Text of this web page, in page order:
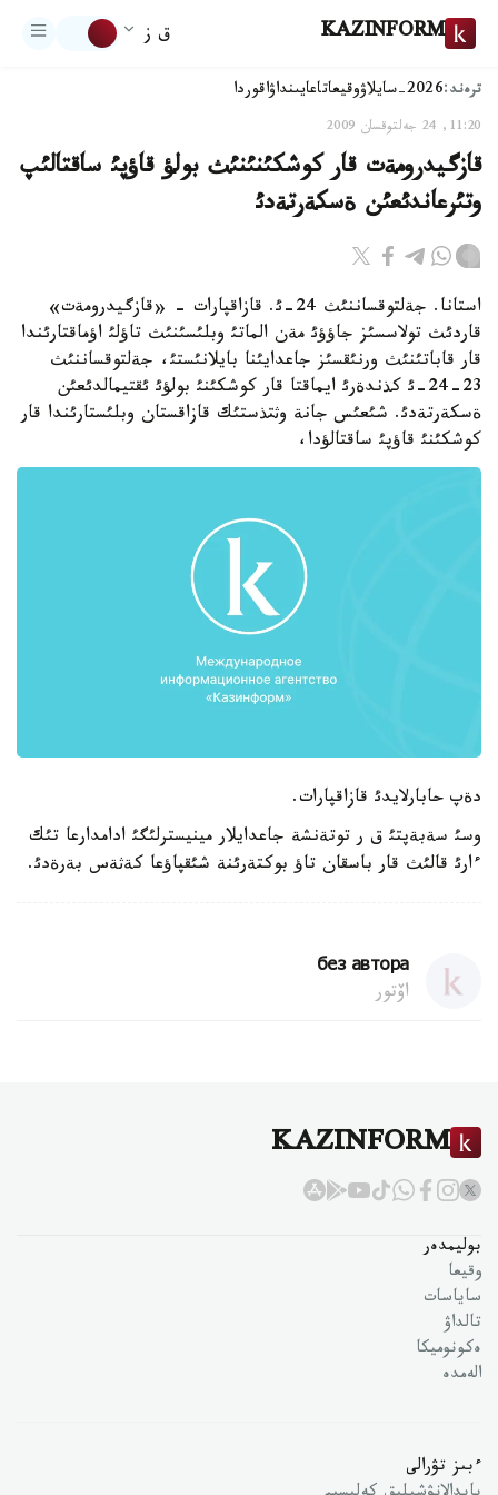
KAZINFORM ق ز
ترەند:2026-سايلاۋ وقيعاتاعايىنداۋاقوردا
11:20, 24 جەلتوقسان 2009
قازگيدرومةت قار كوشكئنئنئث بولؤ قاؤپئ ساقتالئپ
وتئرعاندئعئن ةسكةرتةدئ
استانا. جةلتوقساننئث 24-ئ. قازاقپارات - «قازگيدرومةت»
قاردئث تولاسسئز جاؤؤئ مةن الماتئ وبلئسئنئث تاؤلئ اؤماقتارئندا
قار قاباتئنئث ورنئقسئز جاعدايئنا بايلانئستئ، جةلتوقساننئث
23-24-ئ كذندةرئ ايماقتا قار كوشكئنئ بولؤئ ئقتيمالدئعئن
ةسكةرتةدئ. شئعئس جانة وثتذستئك قازاقستان وبلئستارئندا قار
كوشكئنئ قاؤپئ ساقتالؤدا،
دةپ حابارلايدئ قازاقپارات.
وسئ سةبةپتئ ق ر توتةنشة جاعدايلار مينيسترلئگئ ادامدارعا تئك
ءارئ قالئث قار باسقان تاؤ بوكتةرئنة شئقپاؤعا كةثةس بةرةدئ.
без автора
اۆتور
KAZINFORM
بوليمدەر
وقيعا
ساياسات
تالداۋ
ەكونوميكا
الەمدە
ءبىز تۋرالى